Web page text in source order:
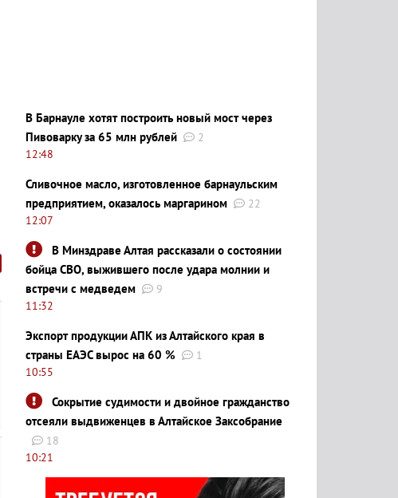
В Барнауле хотят построить новый мост через
Пивоварку за 65 млн рублей
2
12:48
Сливочное масло, изготовленное барнаульским
предприятием, оказалось маргарином
22
12:07
В Минздраве Алтая рассказали о состоянии
бойца СВО, выжившего после удара молнии и
встречи с медведем
9
11:32
Экспорт продукции АПК из Алтайского края в
страны ЕАЭС вырос на 60 %
1
10:55
Сокрытие судимости и двойное гражданство
отсеяли выдвиженцев в Алтайское Заксобрание
18
10:21